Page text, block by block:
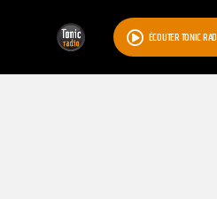
ÉCOUTER TONIC